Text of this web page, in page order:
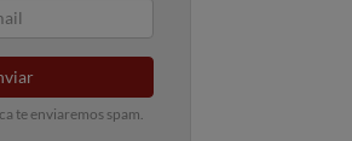
te enviaremos spam.